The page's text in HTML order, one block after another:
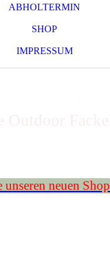
ABHOLTERMIN
SHOP
IMPRESSUM
unseren neuen Shop